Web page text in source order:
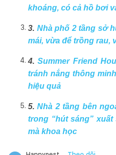
khoáng, có cả hồ bơi
3. Nhà phố 2 tầng sở
mái, vừa để trồng rau,
4.Summer Friend
tránh nắng thông
hiệu quả
5.Nhà 2 tầng bên
trong “hút sáng”
mà khoa học